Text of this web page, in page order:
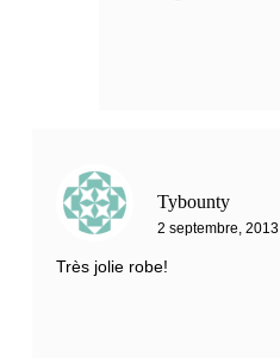
Tybounty
2 septembre, 2013
Très jolie robe!